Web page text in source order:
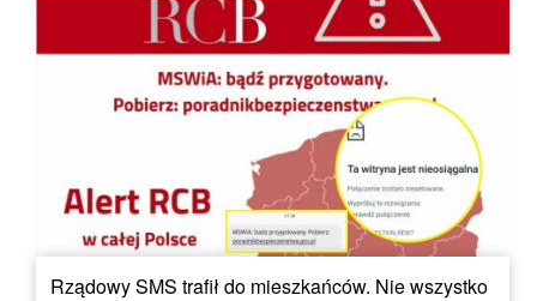
Rządowy SMS trafił do mieszkańców. Nie wszystko